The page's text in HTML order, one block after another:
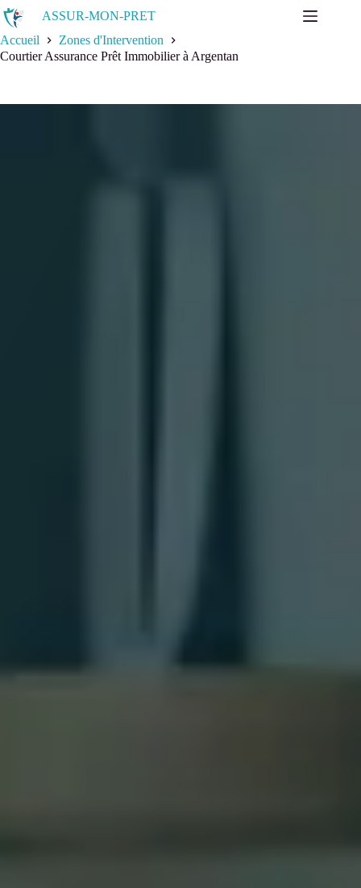
ASSUR-MON-PRET
Accueil
Zones d'Intervention
Courtier Assurance Prêt Immobilier à Argentan